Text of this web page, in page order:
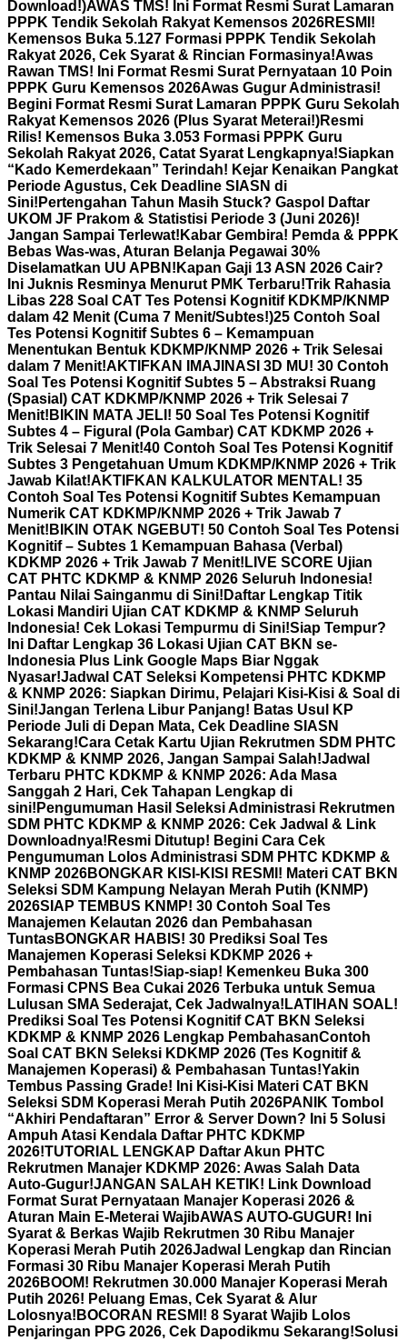
Download!)AWAS TMS! Ini Format Resmi Surat Lamaran
PPPK Tendik Sekolah Rakyat Kemensos 2026RESMI!
Kemensos Buka 5.127 Formasi PPPK Tendik Sekolah
Rakyat 2026, Cek Syarat & Rincian Formasinya!Awas
Rawan TMS! Ini Format Resmi Surat Pernyataan 10 Poin
PPPK Guru Kemensos 2026Awas Gugur Administrasi!
Begini Format Resmi Surat Lamaran PPPK Guru Sekolah
Rakyat Kemensos 2026 (Plus Syarat Meterai!)Resmi
Rilis! Kemensos Buka 3.053 Formasi PPPK Guru
Sekolah Rakyat 2026, Catat Syarat Lengkapnya!Siapkan
“Kado Kemerdekaan” Terindah! Kejar Kenaikan Pangkat
Periode Agustus, Cek Deadline SIASN di
Sini! Pertengahan Tahun Masih Stuck? Gaspol Daftar
UKOM JF Prakom & Statistisi Periode 3 (Juni 2026)!
Jangan Sampai Terlewat! Kabar Gembira! Pemda & PPPK
Bebas Was-was, Aturan Belanja Pegawai 30%
Diselamatkan UU APBN! Kapan Gaji 13 ASN 2026 Cair?
Ini Juknis Resminya Menurut PMK Terbaru!Trik Rahasia
Libas 228 Soal CAT Tes Potensi Kognitif KDKMP/KNMP
dalam 42 Menit (Cuma 7 Menit/Subtes!)25 Contoh Soal
Tes Potensi Kognitif Subtes 6 – Kemampuan
Menentukan Bentuk KDKMP/KNMP 2026 + Trik Selesai
dalam 7 Menit!AKTIFKAN IMAJINASI 3D MU! 30 Contoh
Soal Tes Potensi Kognitif Subtes 5 – Abstraksi Ruang
(Spasial) CAT KDKMP/KNMP 2026 + Trik Selesai 7
Menit! BIKIN MATA JELI! 50 Soal Tes Potensi Kognitif
Subtes 4 – Figural (Pola Gambar) CAT KDKMP 2026 +
Trik Selesai 7 Menit!40 Contoh Soal Tes Potensi Kognitif
Subtes 3 Pengetahuan Umum KDKMP/KNMP 2026 + Trik
Jawab Kilat!AKTIFKAN KALKULATOR MENTAL! 35
Contoh Soal Tes Potensi Kognitif Subtes Kemampuan
Numerik CAT KDKMP/KNMP 2026 + Trik Jawab 7
Menit! BIKIN OTAK NGEBUT! 50 Contoh Soal Tes Potensi
Kognitif – Subtes 1 Kemampuan Bahasa (Verbal)
KDKMP 2026 + Trik Jawab 7 Menit! LIVE SCORE Ujian
CAT PHTC KDKMP & KNMP 2026 Seluruh Indonesia!
Pantau Nilai Sainganmu di Sini! Daftar Lengkap Titik
Lokasi Mandiri Ujian CAT KDKMP & KNMP Seluruh
Indonesia! Cek Lokasi Tempurmu di Sini!Siap Tempur?
Ini Daftar Lengkap 36 Lokasi Ujian CAT BKN se-
Indonesia Plus Link Google Maps Biar Nggak
Nyasar!Jadwal CAT Seleksi Kompetensi PHTC KDKMP
& KNMP 2026: Siapkan Dirimu, Pelajari Kisi-Kisi & Soal di
Sini!Jangan Terlena Libur Panjang! Batas Usul KP
Periode Juli di Depan Mata, Cek Deadline SIASN
Sekarang!Cara Cetak Kartu Ujian Rekrutmen SDM PHTC
KDKMP & KNMP 2026, Jangan Sampai Salah!Jadwal
Terbaru PHTC KDKMP & KNMP 2026: Ada Masa
Sanggah 2 Hari, Cek Tahapan Lengkap di
sini! Pengumuman Hasil Seleksi Administrasi Rekrutmen
SDM PHTC KDKMP & KNMP 2026: Cek Jadwal & Link
Downloadnya! Resmi Ditutup! Begini Cara Cek
Pengumuman Lolos Administrasi SDM PHTC KDKMP &
KNMP 2026BONGKAR KISI-KISI RESMI! Materi CAT BKN
Seleksi SDM Kampung Nelayan Merah Putih (KNMP)
2026SIAP TEMBUS KNMP! 30 Contoh Soal Tes
Manajemen Kelautan 2026 dan Pembahasan
TuntasBONGKAR HABIS! 30 Prediksi Soal Tes
Manajemen Koperasi Seleksi KDKMP 2026 +
Pembahasan Tuntas!Siap-siap! Kemenkeu Buka 300
Formasi CPNS Bea Cukai 2026 Terbuka untuk Semua
Lulusan SMA Sederajat, Cek Jadwalnya! LATIHAN SOAL!
Prediksi Soal Tes Potensi Kognitif CAT BKN Seleksi
KDKMP & KNMP 2026 Lengkap PembahasanContoh
Soal CAT BKN Seleksi KDKMP 2026 (Tes Kognitif &
Manajemen Koperasi) & Pembahasan Tuntas!Yakin
Tembus Passing Grade! Ini Kisi-Kisi Materi CAT BKN
Seleksi SDM Koperasi Merah Putih 2026PANIK Tombol
“Akhiri Pendaftaran” Error & Server Down? Ini 5 Solusi
Ampuh Atasi Kendala Daftar PHTC KDKMP
2026!TUTORIAL LENGKAP Daftar Akun PHTC
Rekrutmen Manajer KDKMP 2026: Awas Salah Data
Auto-Gugur!JANGAN SALAH KETIK! Link Download
Format Surat Pernyataan Manajer Koperasi 2026 &
Aturan Main E-Meterai WajibAWAS AUTO-GUGUR! Ini
Syarat & Berkas Wajib Rekrutmen 30 Ribu Manajer
Koperasi Merah Putih 2026Jadwal Lengkap dan Rincian
Formasi 30 Ribu Manajer Koperasi Merah Putih
2026BOOM! Rekrutmen 30.000 Manajer Koperasi Merah
Putih 2026! Peluang Emas, Cek Syarat & Alur
Lolosnya! BOCORAN RESMI! 8 Syarat Wajib Lolos
Penjaringan PPG 2026, Cek Dapodikmu Sekarang!Solusi